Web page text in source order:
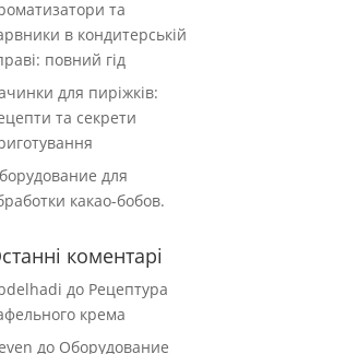
та
в кондитерській
повний гід
для пиріжків:
та секрети
для
какао-бобов.
коментарі
до Рецептура
крема
до Оборудование